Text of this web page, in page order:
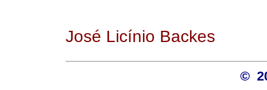
José Licínio Backes
©